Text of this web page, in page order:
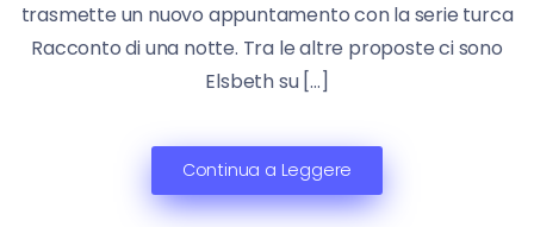
trasmette un nuovo appuntamento con la serie turca
Racconto di una notte. Tra le altre proposte ci sono
Elsbeth su […]
Continua a Leggere